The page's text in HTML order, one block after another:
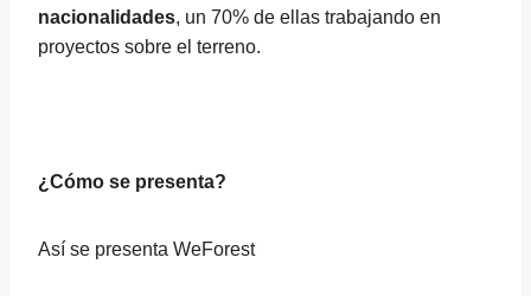
nacionalidades, un 70% de ellas trabajando en
proyectos sobre el terreno.
¿Cómo se presenta?
Así se presenta WeForest